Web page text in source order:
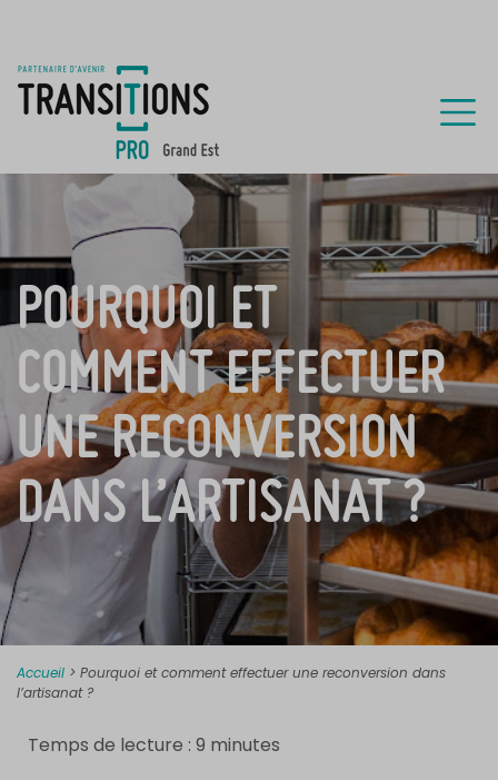
POURQUOI ET
COMMENT EFFECTUER
UNE RECONVERSION
DANS L’ARTISANAT ?
Accueil > Pourquoi et comment effectuer une reconversion dans
l’artisanat ?
Temps de lecture : 9 minutes